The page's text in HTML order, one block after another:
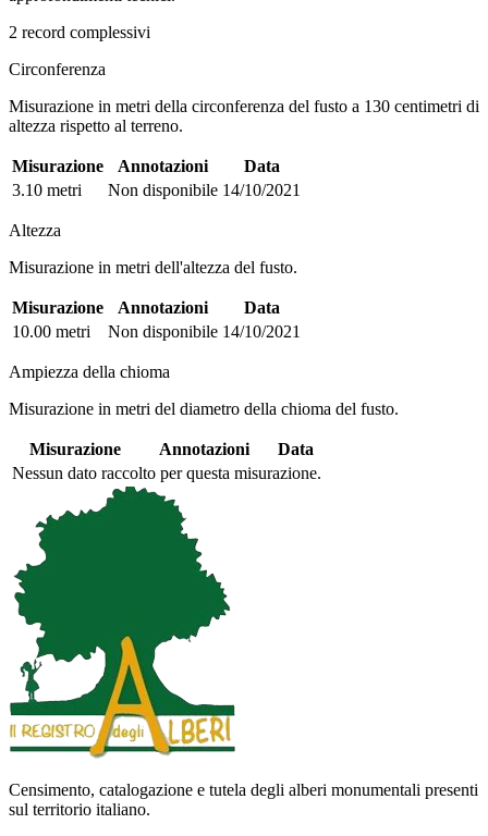
2 record complessivi
Circonferenza
Misurazione in metri della circonferenza del fusto a 130 centimetri di
altezza rispetto al terreno.
Misurazione Annotazioni
Data
3.10 metri
Non disponibile 14/10/2021
Altezza
Misurazione in metri dell'altezza del fusto.
Misurazione Annotazioni
Data
10.00 metri
Non disponibile 14/10/2021
Ampiezza della chioma
Misurazione in metri del diametro della chioma del fusto.
Misurazione Annotazioni
Data
Nessun dato raccolto per questa misurazione.
Censimento, catalogazione e tutela degli alberi monumentali presenti
sul territorio italiano.